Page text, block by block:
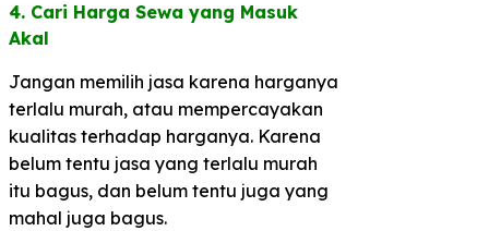
4. Cari Harga Sewa yang Masuk
Akal
Jangan memilih jasa karena harganya
terlalu murah, atau mempercayakan
kualitas terhadap harganya. Karena
belum tentu jasa yang terlalu murah
itu bagus, dan belum tentu juga yang
mahal juga bagus.